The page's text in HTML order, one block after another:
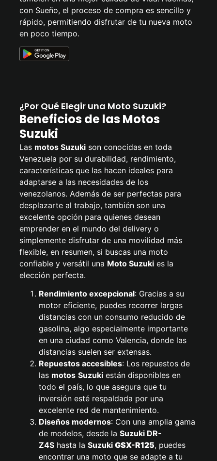
con Sueño, el proceso de compra es sencillo y
rápido, permitiendo disfrutar de tu nueva moto
en poco tiempo.
¿Por Qué Elegir una Moto Suzuki?
Beneficios de las Motos
Suzuki
Las motos Suzuki son conocidas en toda
Venezuela por su durabilidad, rendimiento,
características que las hacen ideales para
adaptarse a las necesidades de los
venezolanos. Además de ser perfectas para
desplazarte al trabajo, también son una
excelente opción para quienes desean
emprender en el mundo del delivery o
simplemente disfrutar de una movilidad más
flexible, en resumen, si buscas una moto
confiable y versátil una Moto Suzuki es la
elección perfecta.
Rendimiento excepcional: Gracias a su
motor eficiente, puedes recorrer largas
distancias con un consumo reducido de
gasolina, algo especialmente importante
en una ciudad como Valencia, donde las
distancias suelen ser extensas.
Repuestos accesibles: Los repuestos de
las motos Suzuki están disponibles en
todo el país, lo que asegura que tu
inversión esté respaldada por una
excelente red de mantenimiento.
Diseños modernos: Con una amplia gama
de modelos, desde la Suzuki DR-
Z4S hasta la Suzuki GSX-R125, puedes
encontrar una moto que se adapte a tu